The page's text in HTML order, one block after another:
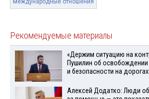
международные отношения
Рекомендуемые материалы
«Держим ситуацию на
Пушилин об освобождении
и безопасности на
Алексей Додатко: Люди